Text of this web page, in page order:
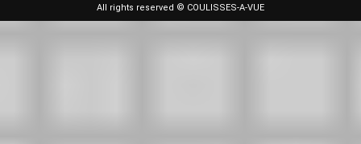
All rights reserved © COULISSES-A-VUE